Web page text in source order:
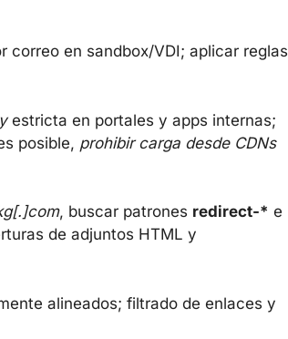
correo en sandbox/VDI; aplicar reglas
estricta en portales y apps internas;
posible, prohibir carga desde CDNs
, buscar patrones redirect-* e
de adjuntos HTML y
alineados; filtrado de enlaces y